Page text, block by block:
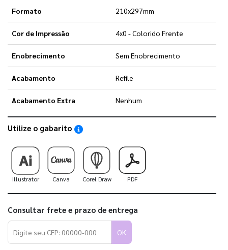
Formato 210x297mm
Cor de Impressão 4x0 - Colorido Frente
Enobrecimento Sem Enobrecimento
Acabamento Refile
Acabamento Extra Nenhum
Utilize o gabarito Saiba como utilizar os nossos gabaritos
Illustrator Canva Corel Draw PDF
Consultar frete e prazo de entrega
OK